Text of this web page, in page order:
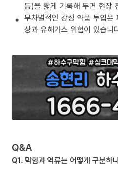
등)을 짧게 기록해 두면 현장
무차별적인 강성 약품 투입은
상과 유해가스 위험이 있습니
Q&A
Q1. 막힘과 역류는 어떻게 구분하